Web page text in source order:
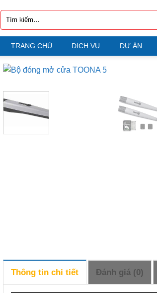
Tìm
kiếm:
TRANG CHỦ DỊCH VỤ DỰ ÁN
Thông tin chi tiết Đánh giá (0)